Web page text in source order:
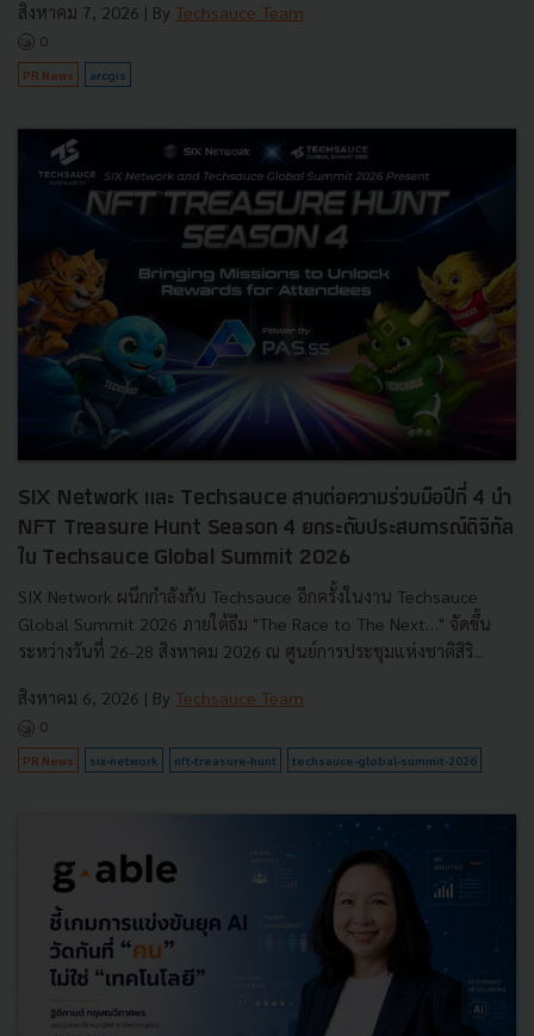
สิงหาคม 7, 2026 | By Techsauce Team
0
PR News arcgis
SIX Network และ Techsauce สานต่อความร่วมมือปีที่ 4 นำ
NFT Treasure Hunt Season 4 ยกระดับประสบการณ์ดิจิทัล
ใน Techsauce Global Summit 2026
SIX Network ผนึกกำลังกับ Techsauce อีกครั้งในงาน Techsauce
Global Summit 2026 ภายใต้ธีม "The Race to The Next…" จัดขึ้น
ระหว่างวันที่ 26-28 สิงหาคม 2026 ณ ศูนย์การประชุมแห่งชาติสิริ...
สิงหาคม 6, 2026 | By Techsauce Team
0
PR News six-network nft-treasure-hunt techsauce-global-summit-2026